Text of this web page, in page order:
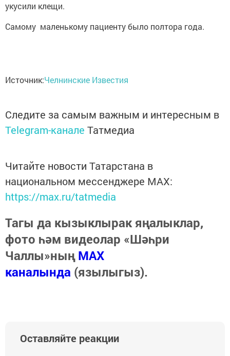
укусили клещи.
Самому маленькому пациенту было полтора года.
Источник:Челнинские Известия
Следите за самым важным и интересным в
Telegram-канале Татмедиа
Читайте новости Татарстана в
национальном мессенджере MАХ:
https://max.ru/tatmedia
Тагы да кызыклырак яңалыклар,
фото һәм видеолар «Шәһри
Чаллы»ныңMAX
каналында (язылыгыз).
Оставляйте реакции